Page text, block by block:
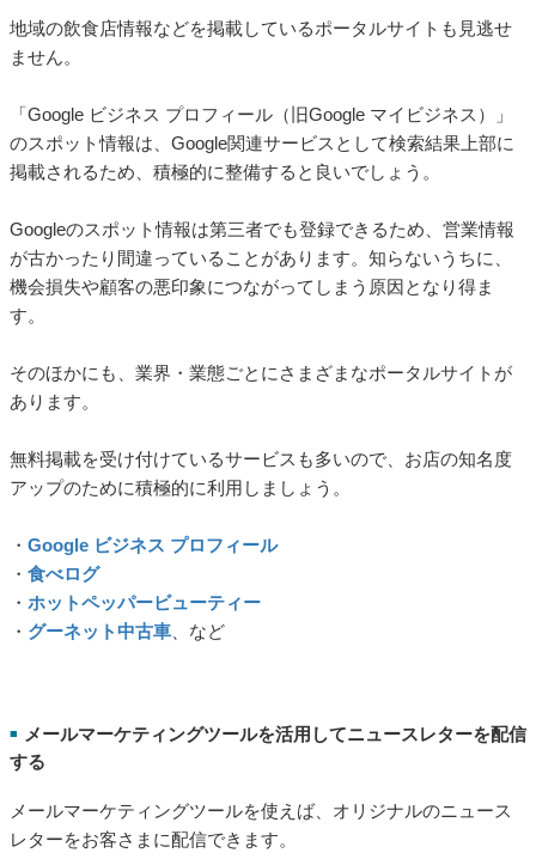
地域の飲食店情報などを掲載しているポータルサイトも見逃せ
ません。
「Google ビジネス プロフィール（旧Google マイビジネス）」
のスポット情報は、Google関連サービスとして検索結果上部に
掲載されるため、積極的に整備すると良いでしょう。
Googleのスポット情報は第三者でも登録できるため、営業情報
が古かったり間違っていることがあります。知らないうちに、
機会損失や顧客の悪印象につながってしまう原因となり得ま
す。
そのほかにも、業界・業態ごとにさまざまなポータルサイトが
あります。
無料掲載を受け付けているサービスも多いので、お店の知名度
アップのために積極的に利用しましょう。
・ Google ビジネス プロフィール
・ 食べログ
・ ホットペッパービューティー
・ グーネット中古車 、など
■
メールマーケティングツールを活用してニュースレターを配信
する
メールマーケティングツールを使えば、オリジナルのニュース
レターをお客さまに配信できます。